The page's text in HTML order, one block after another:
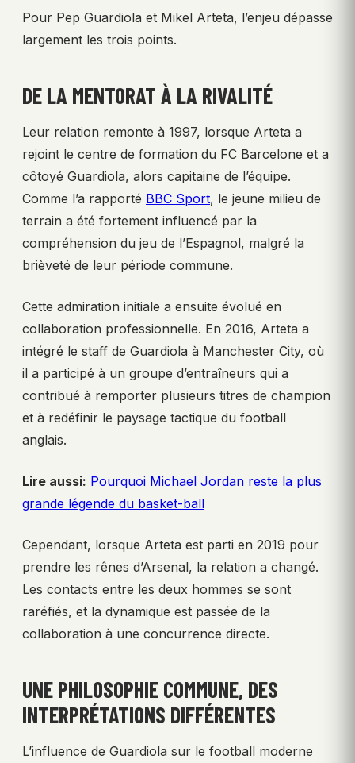
Pour Pep Guardiola et Mikel Arteta, l’enjeu dépasse
largement les trois points.
DE LA MENTORAT À LA RIVALITÉ
Leur relation remonte à 1997, lorsque Arteta a
rejoint le centre de formation du FC Barcelone et a
côtoyé Guardiola, alors capitaine de l’équipe.
Comme l’a rapporté BBC Sport, le jeune milieu de
terrain a été fortement influencé par la
compréhension du jeu de l’Espagnol, malgré la
brièveté de leur période commune.
Cette admiration initiale a ensuite évolué en
collaboration professionnelle. En 2016, Arteta a
intégré le staff de Guardiola à Manchester City, où
il a participé à un groupe d’entraîneurs qui a
contribué à remporter plusieurs titres de champion
et à redéfinir le paysage tactique du football
anglais.
Lire aussi: Pourquoi Michael Jordan reste la plus
grande légende du basket-ball
Cependant, lorsque Arteta est parti en 2019 pour
prendre les rênes d’Arsenal, la relation a changé.
Les contacts entre les deux hommes se sont
raréfiés, et la dynamique est passée de la
collaboration à une concurrence directe.
UNE PHILOSOPHIE COMMUNE, DES
INTERPRÉTATIONS DIFFÉRENTES
L’influence de Guardiola sur le football moderne